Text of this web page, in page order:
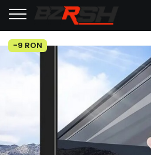
-9 RON